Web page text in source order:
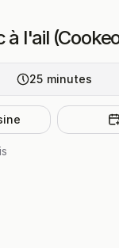
l'ail
25 minutes